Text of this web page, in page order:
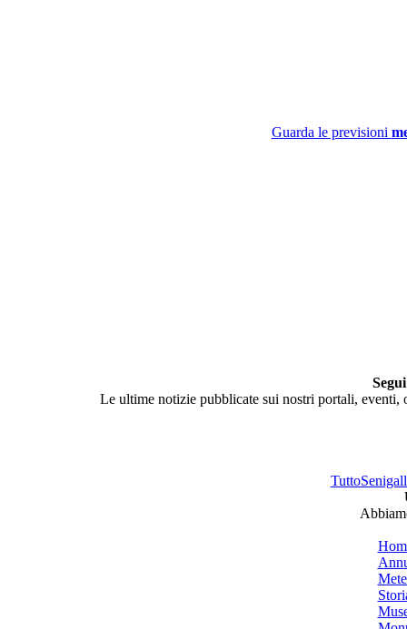
Guarda le previsioni
Le ultime notizie pubblicate sui nostri portali,